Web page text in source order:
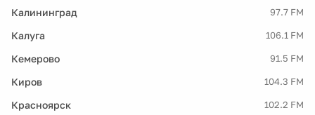
Калининград 97.7 FM
Калуга 106.1 FM
Кемерово 91.5 FM
Киров 104.3 FM
Красноярск 102.2 FM